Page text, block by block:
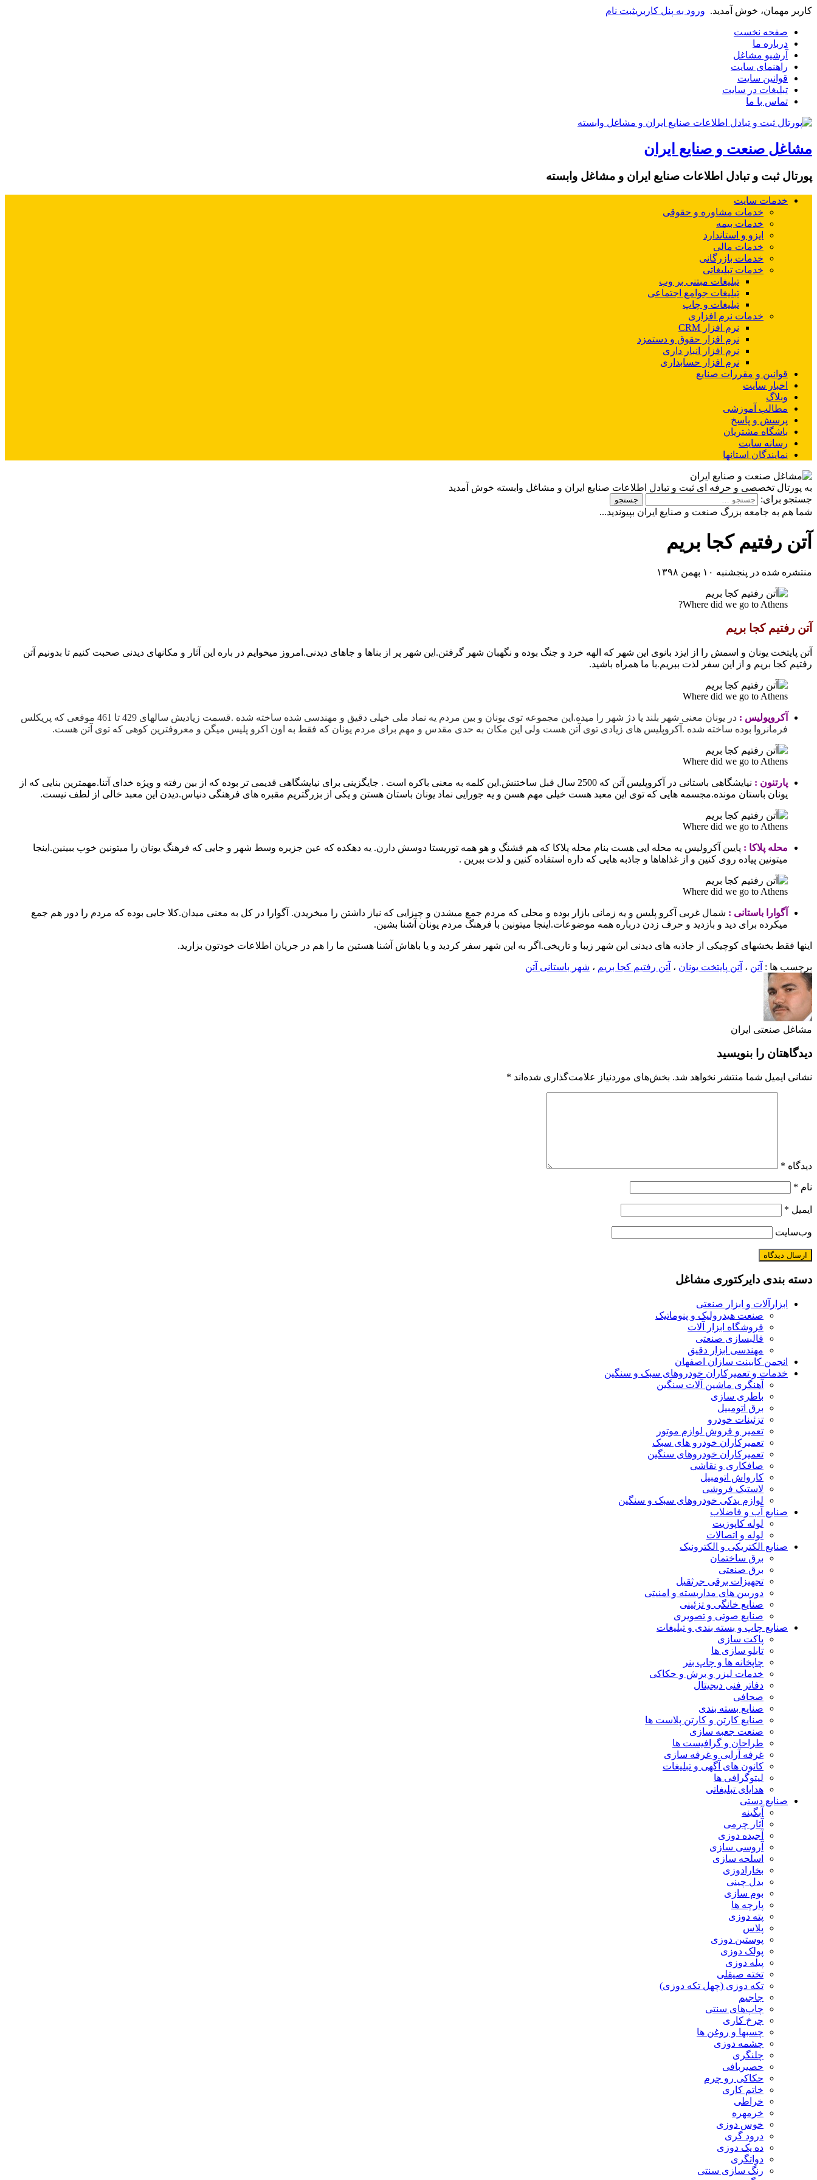
کاربر مهمان، خوش آمدید. ورود به پنل کاربریثبت نام
صفحه نخست
درباره ما
آرشیو مشاغل
راهنمای سایت
قوانین سایت
تبلیغات در سایت
تماس با ما
مشاغل صنعت و صنایع ایران
پورتال ثبت و تبادل اطلاعات صنایع ایران و مشاغل وابسته
خدمات سایت
خدمات مشاوره و حقوقی
خدمات بیمه
ایزو و استاندارد
خدمات مالی
خدمات بازرگانی
خدمات تبلیغاتی
تبلیغات مبتنی بر وب
تبلیغات جوامع اجتماعی
تبلیغات و چاپ
خدمات نرم افزاری
نرم افزار CRM
نرم افزار حقوق و دستمزد
نرم افزار انبار داری
نرم افزار حسابداری
قوانین و مقررات صنایع
اخبار سایت
وبلاگ
مطالب آموزشی
پرسش و پاسخ
باشگاه مشتریان
رسانه سایت
نمایندگان استانها
به پورتال تخصصی و حرفه ای ثبت و تبادل اطلاعات صنایع ایران و مشاغل وابسته خوش آمدید
جستجو برای:
شما هم به جامعه بزرگ صنعت و صنایع ایران بپیوندید...
آتن رفتیم کجا بریم
منتشره شده در پنجشنبه ۱۰ بهمن ۱۳۹۸
Where did we go to Athens?
آتن رفتیم کجا بریم
آتن پایتخت یونان و اسمش را از ایزد بانوی این شهر که الهه خرد و جنگ بوده و نگهبان شهر گرفتن.این شهر پر از بناها و جاهای دیدنی.امروز میخوایم در باره این آثار و مکانهای دیدنی صحبت کنیم تا بدونیم آتن
رفتیم کجا بریم و از این سفر لذت ببریم.با ما همراه باشید.
Where did we go to Athens
آکروپولیس :
در یونان معنی شهر بلند یا دژ شهر را میده.این مجموعه توی یونان و بین مردم یه نماد ملی خیلی دقیق و مهندسی شده ساخته شده .قسمت زیادیش سالهای 429 تا 461 موقعی که پریکلس
فرمانروا بوده ساخته شده .آکروپلیس های زیادی توی آتن هست ولی این مکان به حدی مقدس و مهم برای مردم یونان که فقط به اون اکرو پلیس میگن و معروفترین کوهی که توی آتن هست.
Where did we go to Athens
پارتنون :
نیایشگاهی باستانی در آکروپلیس آتن که 2500 سال قبل ساختنش.این کلمه به معنی باکره است . جایگزینی برای نیایشگاهی قدیمی تر بوده که از بین رفته و ویژه خدای آتنا.مهمترین بنایی که از
یونان باستان مونده.مجسمه هایی که توی این معبد هست خیلی مهم هسن و یه جورایی نماد یونان باستان هستن و یکی از بزرگتریم مقبره های فرهنگی دنیاس.دیدن این معبد خالی از لطف نیست.
Where did we go to Athens
محله پلاکا : پایین آکرولیس یه محله ایی هست بنام محله پلاکا که هم قشنگ و هو همه توریستا دوسش دارن. یه دهکده که عین جزیره وسط شهر و جایی که فرهنگ یونان را میتونین خوب ببینین.اینجا
میتونین پیاده روی کنین و از غذاهاها و جاذبه هایی که داره استفاده کنین و لذت ببرین .
Where did we go to Athens
آگوارا باستانی : شمال غربی آکرو پلیس و یه زمانی بازار بوده و محلی که مردم جمع میشدن و چیزایی که نیاز داشتن را میخریدن. آگوارا در کل به معنی میدان.کلا جایی بوده که مردم را دور هم جمع
میکرده برای دید و بازدید و حرف زدن درباره همه موضوعات.اینجا میتونین با فرهنگ مردم یونان آشنا بشین.
اینها فقط بخشهای کوچیکی از جاذبه های دیدنی این شهر زیبا و تاریخی.اگر به این شهر سفر کردید و یا باهاش آشنا هستین ما را هم در جریان اطلاعات خودتون بزارید.
برچسب ها : آتن ، آتن پایتخت یونان ، آتن رفتیم کجا بریم ، شهر باستانی آتن
مشاغل صنعتی ایران
دیدگاهتان را بنویسید
نشانی ایمیل شما منتشر نخواهد شد. بخش‌های موردنیاز علامت‌گذاری شده‌اند *
دیدگاه *
نام *
ایمیل *
وب‌سایت
دسته بندی دایرکتوری مشاغل
ابزارآلات و ابزار صنعتی
صنعت هیدرولیک و پنوماتیک
فروشگاه ابزار آلات
قالبسازی صنعتی
مهندسی ابزار دقیق
انجمن کابینت سازان اصفهان
خدمات و تعمیرکاران خودروهای سبک و سنگین
آهنگری ماشین آلات سنگین
باطری سازی
برق اتومبیل
تزئینات خودرو
تعمیر و فروش لوازم موتور
تعمیرکاران خودرو های سبک
تعمیرکاران خودروهای سنگین
صافکاری و نقاشی
کارواش اتومبیل
لاستیک فروشی
لوازم یدکی خودروهای سبک و سنگین
صنایع آب و فاضلاب
لوله کاپوزیت
لوله و اتصالات
صنایع الکتریکی و الکترونیک
برق ساختمان
برق صنعتی
تجهیزات برقی جرثقیل
دوربین های مداربسته و امنیتی
صنایع خانگی و تزئینی
صنایع صوتی و تصویری
صنایع چاپ و بسته بندی و تبلیغات
پاکت سازی
تابلو سازی ها
چاپخانه ها و چاپ بنر
خدمات لیزر و برش و حکاکی
دفاتر فنی دیجیتال
صحافی
صنایع بسته بندی
صنایع کارتن و کارتن پلاست ها
صنعت جعبه سازی
طراحان و گرافیست ها
غرفه آرایی و غرفه سازی
کانون های آگهی و تبلیغات
لیتوگرافی ها
هدایای تبلیغاتی
صنایع دستی
آبگینه
آثار چرمی
آجیده دوزی
آروسی سازی
اسلحه سازی
بخارادوزی
بدل چینی
بوم سازی
پارچه ها
پته دوزی
پلاس
پوستین دوزی
پولک دوزی
پیله دوزی
تخته صیقلی
تکه دوزی (چهل تکه دوزی)
جاجیم
چاپ‌های سنتی
چرخ کاری
چسبها و روغن ها
چشمه دوزی
چلنگری
حصیربافی
حکاکی رو چرم
خاتم کاری
خراطی
خرمهره
خوس دوزی
درود گری
ده یک دوزی
دواتگری
رنگ سازی سنتی